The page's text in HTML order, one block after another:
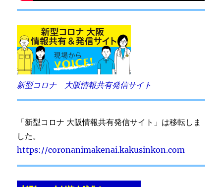
新型コロナ 大阪情報共有発信サイト
「新型コロナ 大阪情報共有発信サイト」は移転しま
した。
https://coronanimakenai.kakusinkon.com